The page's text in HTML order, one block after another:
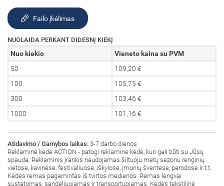
Failo įkėlimas
NUOLAIDA PERKANT DIDESNĮ KIEKĮ
Nuo kiekio
Vieneto kaina su PVM
50
109,20 €
100
105,75 €
300
103,46 €
1000
101,16 €
Atidavimo / Gamybos laikas: 3-7 darbo dienos
Reklaminė kėdė ACTION - patogi reklaminė kėdė, kuri gali būti su Jūsų
spauda. Reklaminis įrankis naudojamas šiltuoju metų sezonu renginių
vietose, kavinėse, festivaliuose, iškylose, įmonių šventėse, parodose ir t.t.
Kėdės rėmas pagamintas iš tvirtos medienos. Rėmas lengvai
sustatomas, sandėliuojamas ir transportuojamas. Kėdės tekstilinė